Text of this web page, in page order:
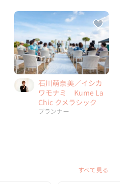
石川萌奈美／イシカ
ワモナミ Kume La
Chic クメラシック
プランナー
すべて見る